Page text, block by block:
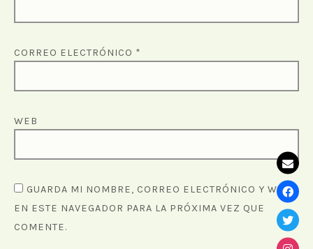
CORREO ELECTRÓNICO *
WEB
GUARDA MI NOMBRE, CORREO ELECTRÓNICO Y WEB
EN ESTE NAVEGADOR PARA LA PRÓXIMA VEZ QUE
COMENTE.